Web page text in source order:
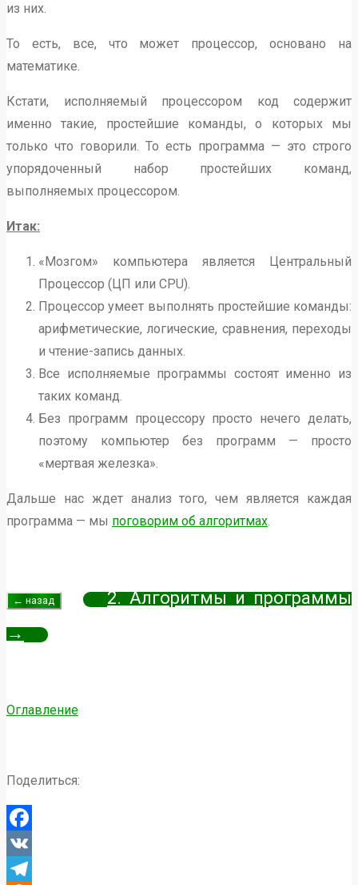
из них.
То есть, все, что может процессор, основано на
математике.
Кстати, исполняемый процессором код содержит
именно такие, простейшие команды, о которых мы
только что говорили. То есть программа — это строго
упорядоченный набор простейших команд,
выполняемых процессором.
Итак:
«Мозгом» компьютера является Центральный
Процессор (ЦП или CPU).
Процессор умеет выполнять простейшие команды:
арифметические, логические, сравнения, переходы
и чтение-запись данных.
Все исполняемые программы состоят именно из
таких команд.
Без программ процессору просто нечего делать,
поэтому компьютер без программ — просто
«мертвая железка».
Дальше нас ждет анализ того, чем является каждая
программа — мы поговорим об алгоритмах.
2. Алгоритмы и программы
→
Оглавление
Поделиться:
Facebook
VK